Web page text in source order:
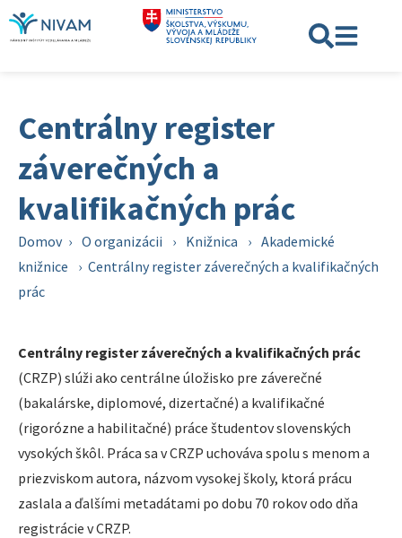
Centrálny register
záverečných a
kvalifikačných prác
Domov › O organizácii › Knižnica › Akademické
knižnice
› Centrálny register záverečných a kvalifikačných
prác
Centrálny register záverečných a kvalifikačných prác
(CRZP) slúži ako centrálne úložisko pre záverečné
(bakalárske, diplomové, dizertačné) a kvalifikačné
(rigorózne a habilitačné) práce študentov slovenských
vysokých škôl. Práca sa v CRZP uchováva spolu s menom a
priezviskom autora, názvom vysokej školy, ktorá prácu
zaslala a ďalšími metadátami po dobu 70 rokov odo dňa
registrácie v CRZP.